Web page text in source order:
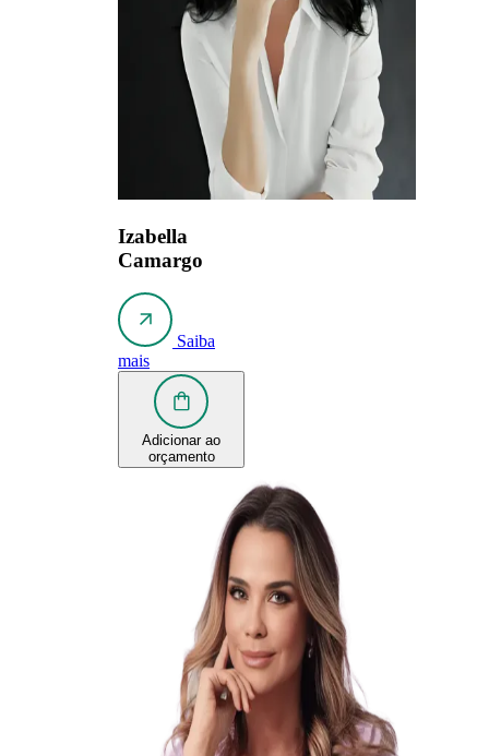
Izabella
Camargo
Saiba
mais
Adicionar ao
orçamento